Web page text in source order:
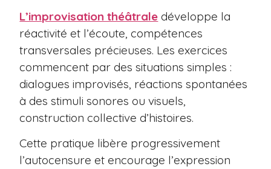
L’improvisation théâtrale développe la
réactivité et l’écoute, compétences
transversales précieuses. Les exercices
commencent par des situations simples :
dialogues improvisés, réactions spontanées
à des stimuli sonores ou visuels,
construction collective d’histoires.
Cette pratique libère progressivement
l’autocensure et encourage l’expression